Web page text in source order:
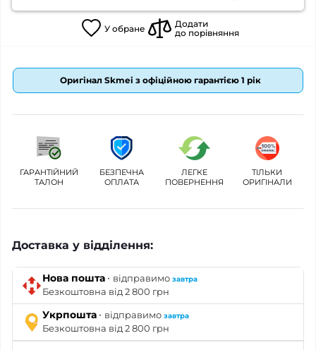
У обране
Додати
до порівняння
Оригінал Skmei з офіційною гарантією 1 рік
ГАРАНТІЙНИЙ
ТАЛОН
БЕЗПЕЧНА
ОПЛАТА
ЛЕГКЕ
ПОВЕРНЕННЯ
ТІЛЬКИ
ОРИГІНАЛИ
Доставка у відділення:
Нова пошта · відправимо завтра
Безкоштовна від 2 800 грн
Укрпошта · відправимо завтра
Безкоштовна від 2 800 грн